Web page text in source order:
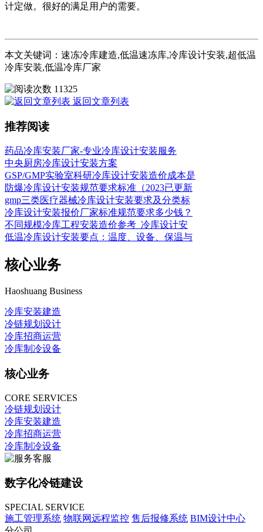
计定做。很好的满足用户的需要。
本文关键词：速冻冷库建造,低温速冻库,冷库设计安装,超低温
冷库安装,低温冷库厂家
11325
返回文章列表
推荐阅读
药品冷库安装厂家-专业冷库设计安装服务
中央厨房冷库设计安装方案
GSP/GMP实验室科研冷库设计安装造价成本是
防爆冷库设计安装规范要求标准（2023已更新
gmp三类医疗器械冷库设计安装要求及分类标
冷库设计安装报价厂家标准规范要求多少钱？
不同规模冷库工程安装造价参考_冷库设计安
低温冷库设计安装要点：温度、设备、保温与
核心业务
Haoshuang Business
冷库安装建造
冷链规划设计
冷库招商运营
冷库制冷设备
核心业务
CORE SERVICES
冷链规划设计
冷库安装建造
冷库招商运营
冷库制冷设备
数字化冷链建设
SPECIAL SERVICE
施工管理系统 物联网远程监控 售后报修系统 BIM设计中心